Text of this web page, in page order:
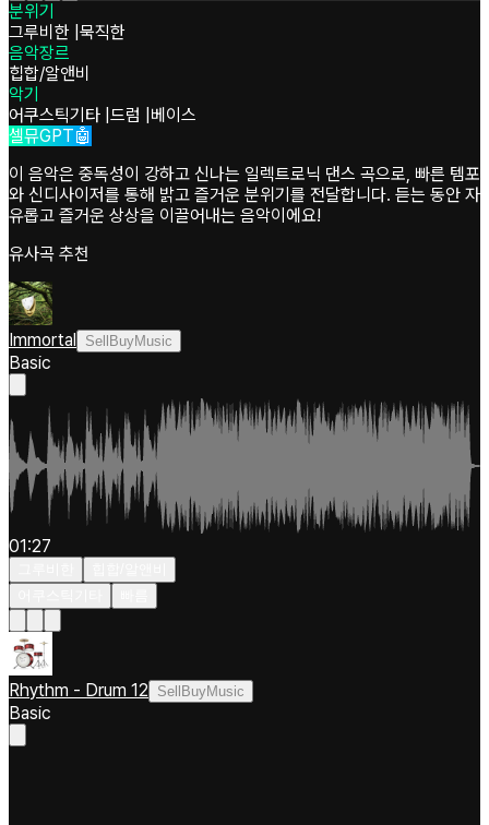
분위기
그루비한 묵직한
음악장르
힙합/알앤비
악기
어쿠스틱기타 드럼
베이스
셀뮤GPT🤖
이 음악은 중독성이 강하고 신나는 일렉트로닉 댄스 곡으로, 빠른 템포
와 신디사이저를 통해 밝고 즐거운 분위기를 전달합니다. 듣는 동안 자
유롭고 즐거운 상상을 이끌어내는 음악이에요!
유사곡 추천
Immortal SellBuyMusic
Basic
01:27
Rhythm - Drum 12 SellBuyMusic
Basic